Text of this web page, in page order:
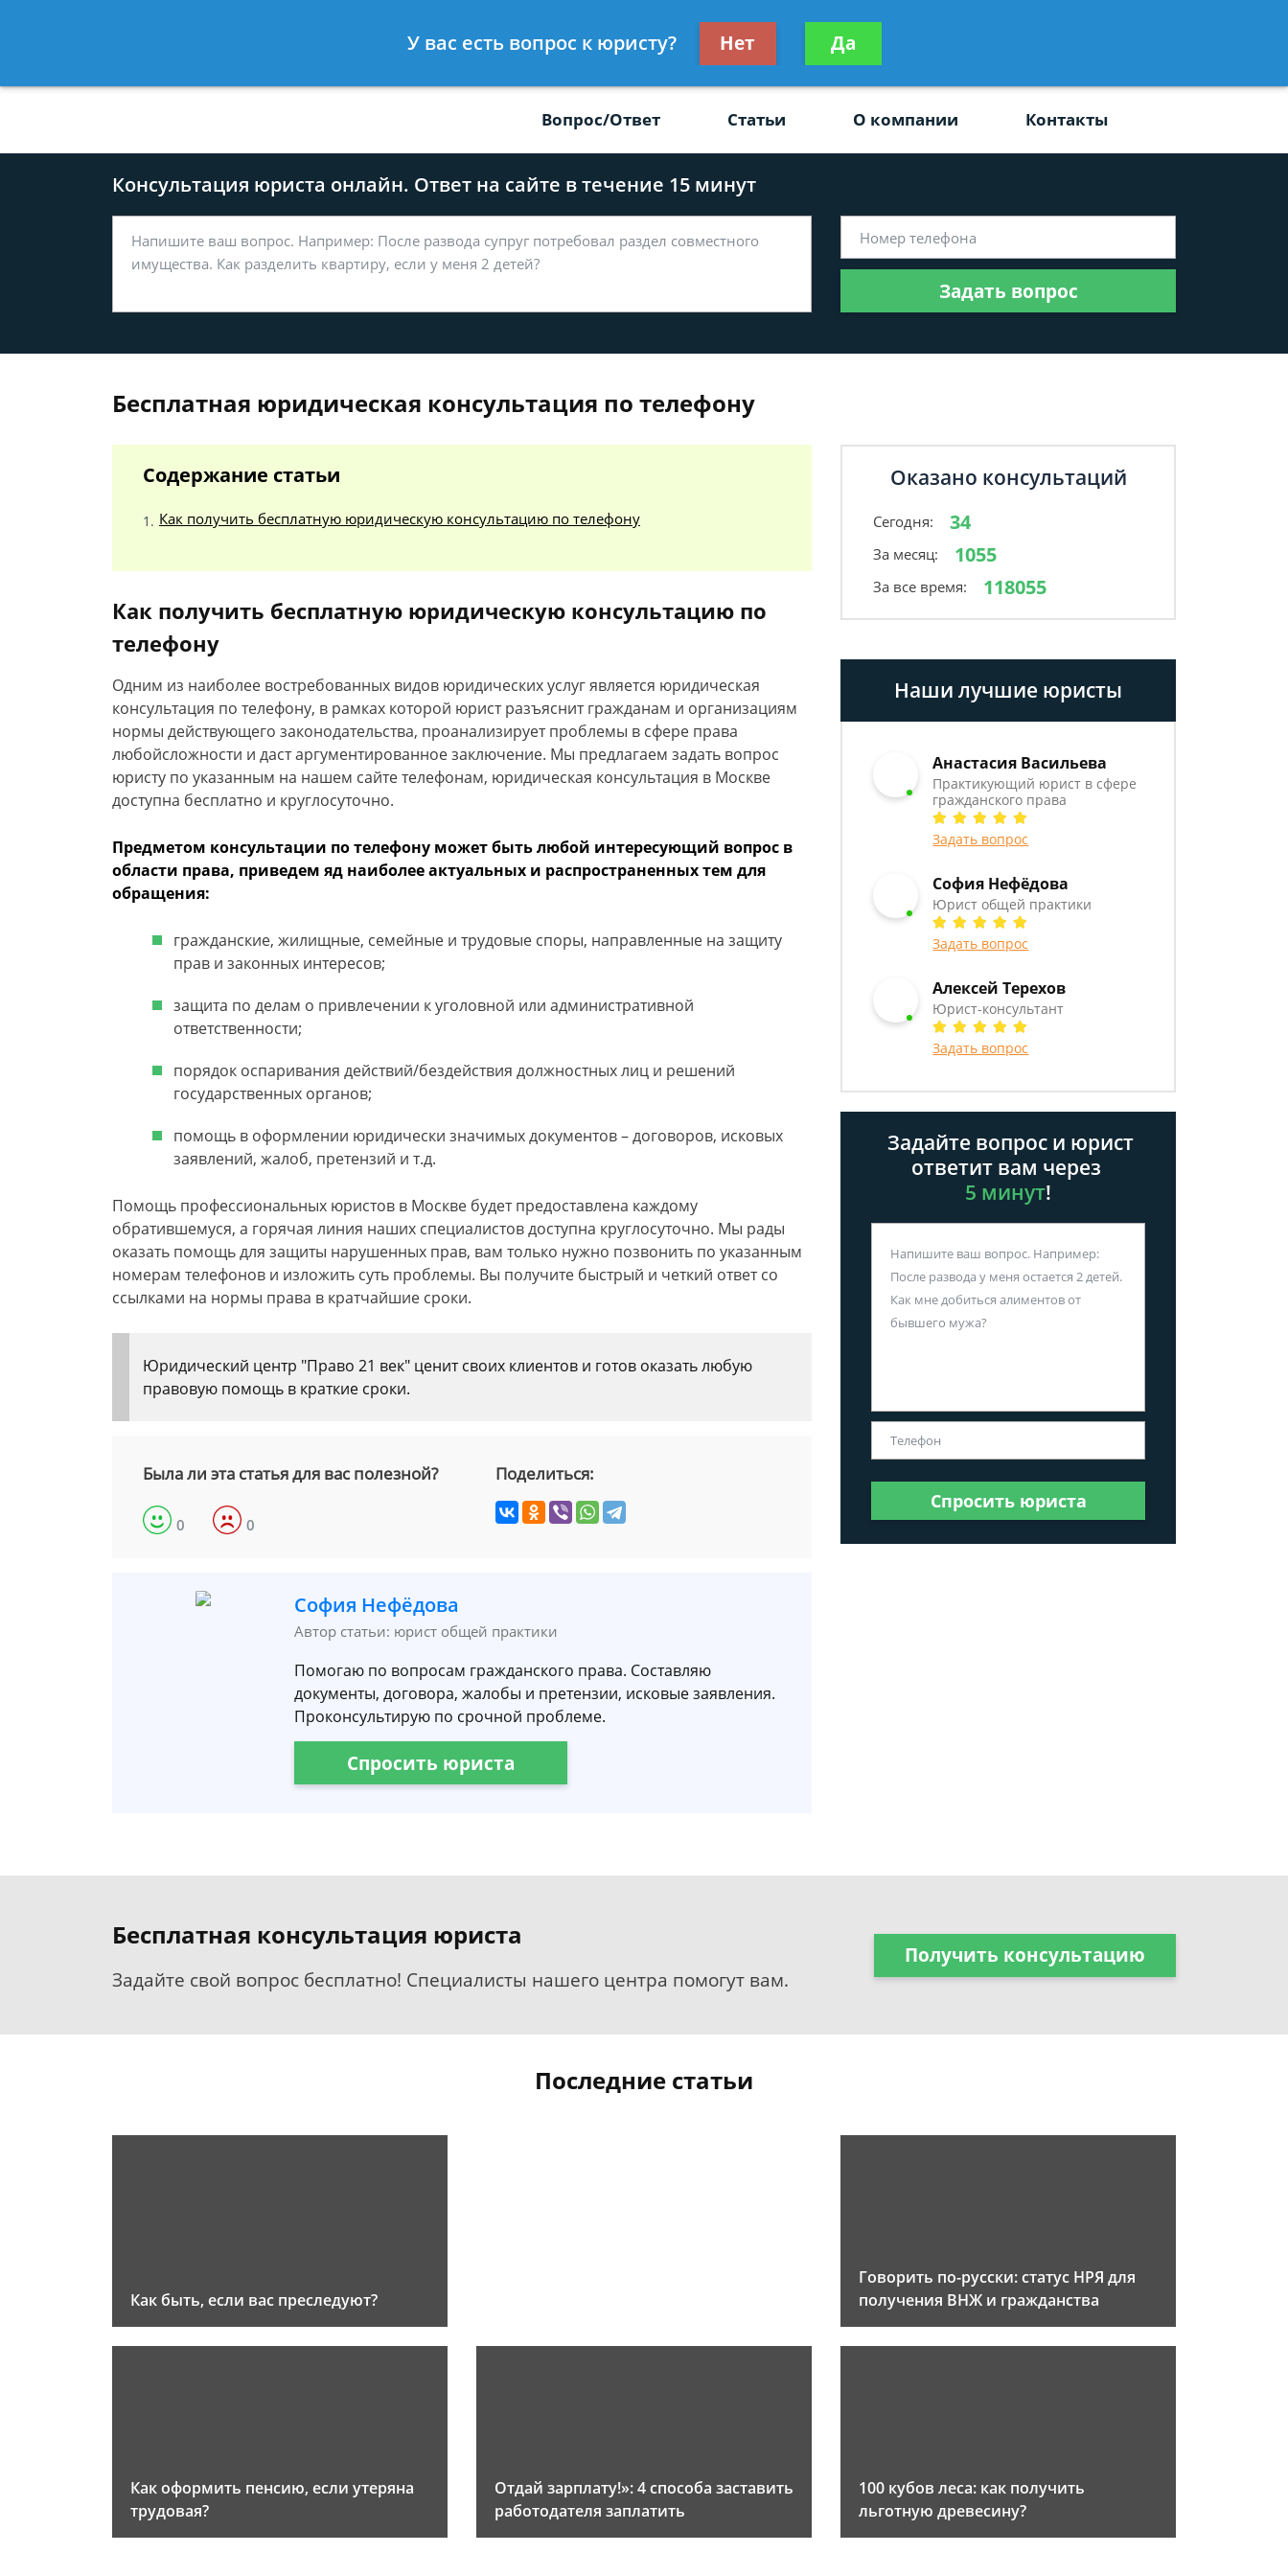
8 812 509-27-47
Получите консультацию
бесплатно
Вопрос/Ответ Статьи О компании Контакты
Консультация юриста онлайн. Ответ на сайте в течение 15 минут
Задать вопрос
Бесплатная юридическая консультация по телефону
Содержание статьи
Как получить бесплатную юридическую консультацию по телефону
Как получить бесплатную юридическую консультацию по
телефону
Одним из наиболее востребованных видов юридических услуг является юридическая
консультация по телефону, в рамках которой юрист разъяснит гражданам и организациям
нормы действующего законодательства, проанализирует проблемы в сфере права
любойсложности и даст аргументированное заключение. Мы предлагаем задать вопрос
юристу по указанным на нашем сайте телефонам, юридическая консультация в Москве
доступна бесплатно и круглосуточно.
Предметом консультации по телефону может быть любой интересующий вопрос в
области права, приведем яд наиболее актуальных и распространенных тем для
обращения:
гражданские, жилищные, семейные и трудовые споры, направленные на защиту
прав и законных интересов;
защита по делам о привлечении к уголовной или административной
ответственности;
порядок оспаривания действий/бездействия должностных лиц и решений
государственных органов;
помощь в оформлении юридически значимых документов – договоров, исковых
заявлений, жалоб, претензий и т.д.
Помощь профессиональных юристов в Москве будет предоставлена каждому
обратившемуся, а горячая линия наших специалистов доступна круглосуточно. Мы рады
оказать помощь для защиты нарушенных прав, вам только нужно позвонить по указанным
номерам телефонов и изложить суть проблемы. Вы получите быстрый и четкий ответ со
ссылками на нормы права в кратчайшие сроки.
Юридический центр "Право 21 век" ценит своих клиентов и готов оказать любую
правовую помощь в краткие сроки.
Была ли эта статья для вас полезной?
0 0
Поделиться:
София Нефёдова
Автор статьи: юрист общей практики
Помогаю по вопросам гражданского права. Составляю
документы, договора, жалобы и претензии, исковые заявления.
Проконсультирую по срочной проблеме.
Спросить юриста
Оказано консультаций
Сегодня: 34
За месяц: 1055
За все время: 118055
Наши лучшие юристы
Анастасия Васильева
Практикующий юрист в сфере
гражданского права
Задать вопрос
София Нефёдова
Юрист общей практики
Задать вопрос
Алексей Терехов
Юрист-консультант
Задать вопрос
Задайте вопрос и юрист
ответит вам через
5 минут!
Спросить юриста
Бесплатная консультация юриста
Задайте свой вопрос бесплатно! Специалисты нашего центра помогут вам.
Получить консультацию
Последние статьи
Как быть, если вас преследуют?
Говорить по-русски: статус НРЯ для
получения ВНЖ и гражданства
Как оформить пенсию, если утеряна
трудовая?
Отдай зарплату!»: 4 способа заставить
работодателя заплатить
100 кубов леса: как получить
льготную древесину?
У вас есть вопрос к юристу? Нет Да